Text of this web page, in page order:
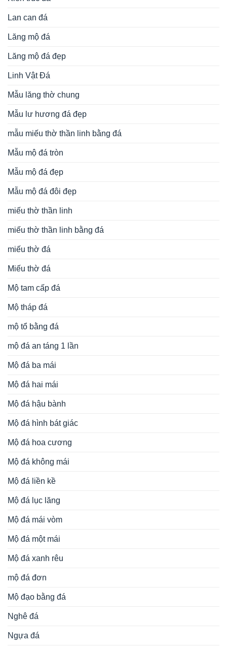
Lan can đá
Lăng mộ đá
Lăng mộ đá đẹp
Linh Vật Đá
Mẫu lăng thờ chung
Mẫu lư hương đá đẹp
mẫu miếu thờ thần linh bằng đá
Mẫu mộ đá tròn
Mẫu mộ đá đẹp
Mẫu mộ đá đôi đẹp
miếu thờ thần linh
miếu thờ thần linh bằng đá
miếu thờ đá
Miếu thờ đá
Mộ tam cấp đá
Mộ tháp đá
mộ tổ bằng đá
mộ đá an táng 1 lần
Mộ đá ba mái
Mộ đá hai mái
Mộ đá hậu bành
Mộ đá hình bát giác
Mộ đá hoa cương
Mộ đá không mái
Mộ đá liền kề
Mộ đá lục lăng
Mộ đá mái vòm
Mộ đá một mái
Mộ đá xanh rêu
mộ đá đơn
Mộ đạo bằng đá
Nghê đá
Ngựa đá